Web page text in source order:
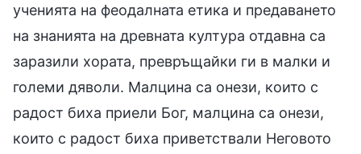
ученията на феодалната етика и предаването
на знанията на древната култура отдавна са
заразили хората, превръщайки ги в малки и
големи дяволи. Малцина са онези, които с
радост биха приели Бог, малцина са онези,
които с радост биха приветствали Неговото